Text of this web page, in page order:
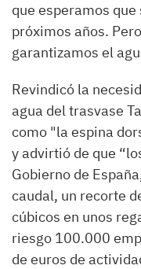
que esperamos
próximos años.
garantizamos el
Revindicó la
agua del trasvase
como "la espina
y advirtió de que
Gobierno de
caudal, un recorte
cúbicos en unos
riesgo 100.000
de euros de